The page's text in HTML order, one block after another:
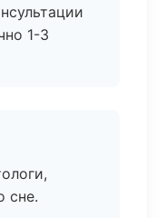
1-3
сне.